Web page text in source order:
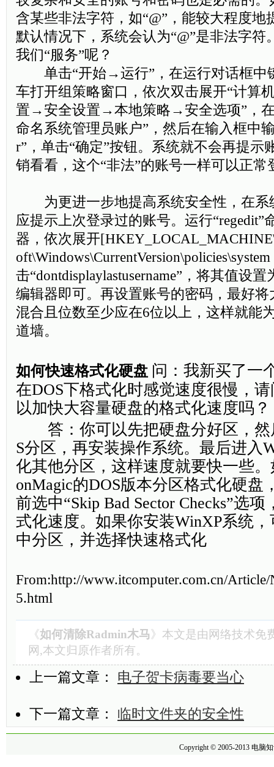
含某些非法字符，如“@”，能较大程度地
默认情况下，系统会认为“@”是非法字符
我们“服务”呢？
单击“开始→运行”，在运行对话框中键
车打开组策略窗口，依次双击展开“计算
置→安全设置→本地策略→安全选项”，
命名系统管理员账户”，然后在输入框中
r”，单击“确定”按钮。系统就不会再提示
销看看，这个“非法”的账号一样可以正常
为更进一步地提高系统安全性，在系
应提示上次登录过的账号。运行“regedit”
器，依次展开
击“dontdisplaylastusername”，将其值设
编辑器即可。再设置账号的密码，最好
混合且位数至少应在6位以上，这样就能
道墙。
如何快速格式化硬盘 问：我新买了一
在DOS下格式化时感觉速度很慢，
以加快大容量硬盘的格式化速度吗？
答：你可以先把硬盘分好区，然
S分区，再安装操作系统。最后进入
化其他分区，这样速度就要快一些
onMagic的DOS版本分区格式化硬盘
前选中“Skip Bad Sector Checks”选
式化速度。如果你安装WinXP系统
中分区，并选择快速格式化
From:http://www.itcomputer.com.cn/
5.html
《如何清除Radmin木马》本文是由 网络技术免
网,本文归原作者所有。
上一篇文章： 电子贺卡病毒要当心
下一篇文章： 临时文件夹的安全性
Copyright © 2005-2013 电脑